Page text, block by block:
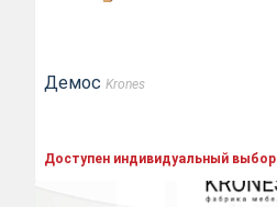
Демос Krones
Доступен индивидуальный выбор